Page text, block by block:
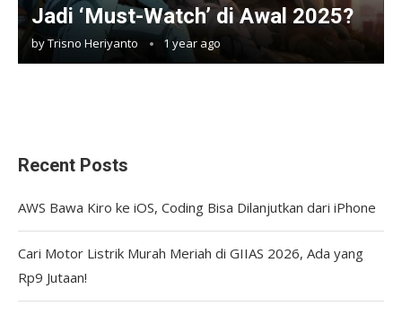
Jadi ‘Must-Watch’ di Awal 2025?
byTrisno Heriyanto 1 year ago
Recent Posts
AWS Bawa Kiro ke iOS, Coding Bisa Dilanjutkan dari iPhone
Cari Motor Listrik Murah Meriah di GIIAS 2026, Ada yang
Rp9 Jutaan!